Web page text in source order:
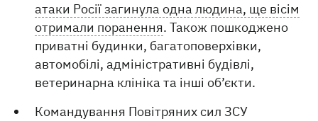
атаки Росії загинула одна людина, ще вісім
отримали поранення. Також пошкоджено
приватні будинки, багатоповерхівки,
автомобілі, адміністративні будівлі,
ветеринарна клініка та інші об’єкти.
Командування Повітряних сил ЗСУ